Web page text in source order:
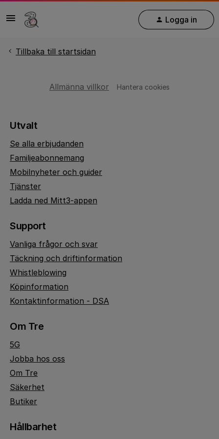
Logga in
Tillbaka till startsidan
Allmänna villkor Hantera cookies
Utvalt
Se alla erbjudanden
Familjeabonnemang
Mobilnyheter och guider
Tjänster
Ladda ned Mitt3-appen
Support
Vanliga frågor och svar
Täckning och driftinformation
Whistleblowing
Köpinformation
Kontaktinformation - DSA
Om Tre
5G
Jobba hos oss
Om Tre
Säkerhet
Butiker
Hållbarhet